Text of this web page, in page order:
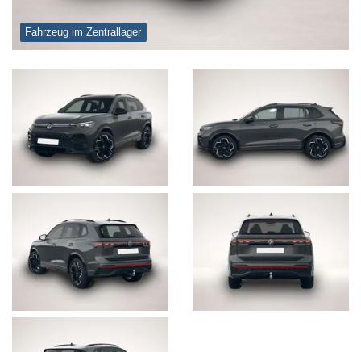
Fahrzeug im Zentrallager